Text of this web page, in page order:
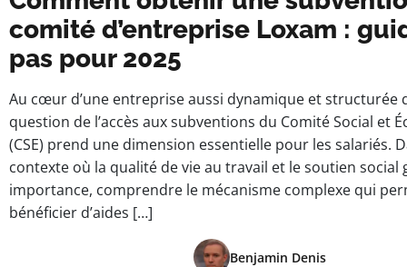
comité d’entreprise Loxam :
pas pour 2025
Au cœur d’une entreprise aussi dynamique et structurée
question de l’accès aux subventions du Comité Social et
(CSE) prend une dimension essentielle pour les salariés.
contexte où la qualité de vie au travail et le soutien social
importance, comprendre le mécanisme complexe qui
bénéficier d’aides […]
Benjamin Denis